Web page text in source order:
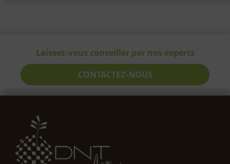
Laissez-vous conseiller par nos experts
CONTACTEZ-NOUS